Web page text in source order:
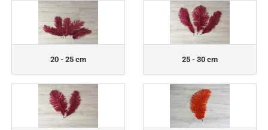
20 - 25 cm 25 - 30 cm